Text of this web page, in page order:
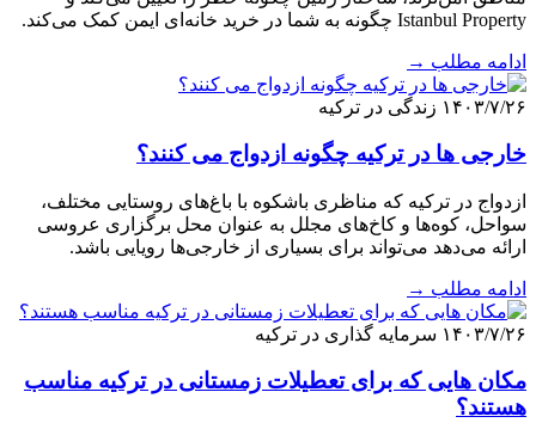
Istanbul Property چگونه به شما در خرید خانه‌ای ایمن کمک می‌کند.
ادامه مطلب →
۱۴۰۳/۷/۲۶ زندگی در ترکیه
خارجی ها در ترکیه چگونه ازدواج می کنند؟
ازدواج در ترکیه که مناظری باشکوه با باغ‌های روستایی مختلف،
سواحل، کوه‌ها و کاخ‌های مجلل به عنوان محل برگزاری عروسی
ارائه می‌دهد می‌تواند برای بسیاری از خارجی‌ها رویایی باشد.
ادامه مطلب →
۱۴۰۳/۷/۲۶ سرمایه گذاری در ترکیه
مکان هایی که برای تعطیلات زمستانی در ترکیه مناسب
هستند؟